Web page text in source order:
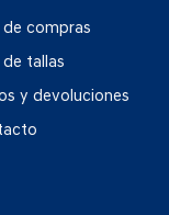
de compras
de tallas
y devoluciones